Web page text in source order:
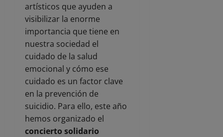
artísticos que ayuden a
visibilizar la enorme
importancia que tiene en
nuestra sociedad el
cuidado de la salud
emocional y cómo ese
cuidado es un factor clave
en la prevención de
suicidio. Para ello, este año
hemos organizado el
concierto solidario